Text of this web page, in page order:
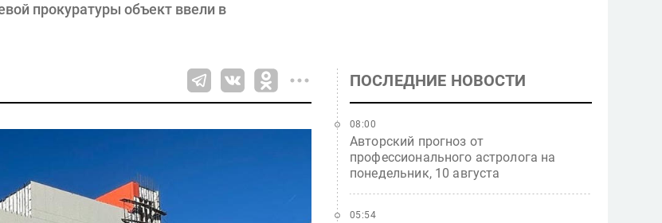
прокуратуры объект ввели в
ПОСЛЕДНИЕ НОВОСТИ
Авторский прогноз от
профессионального астролога на
понедельник, 10 августа
08:00
05:54